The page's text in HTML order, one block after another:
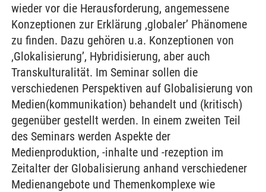
wieder vor die Herausforderung, angemessene
Konzeptionen zur Erklärung ‚globaler’ Phänomene
zu finden. Dazu gehören u.a. Konzeptionen von
‚Glokalisierung’, Hybridisierung, aber auch
Transkulturalität. Im Seminar sollen die
verschiedenen Perspektiven auf Globalisierung von
Medien(kommunikation) behandelt und (kritisch)
gegenüber gestellt werden. In einem zweiten Teil
des Seminars werden Aspekte der
Medienproduktion, -inhalte und -rezeption im
Zeitalter der Globalisierung anhand verschiedener
Medienangebote und Themenkomplexe wie